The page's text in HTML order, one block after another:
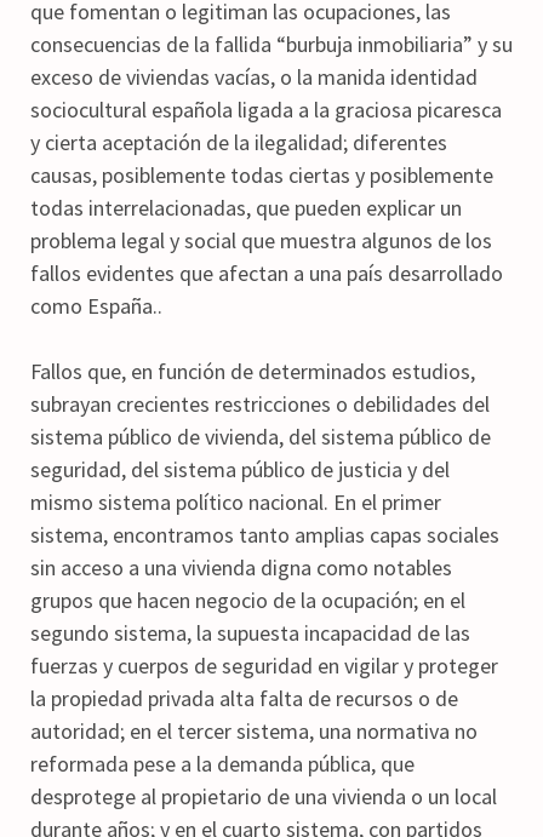
que fomentan o legitiman las ocupaciones, las
consecuencias de la fallida “burbuja inmobiliaria” y su
exceso de viviendas vacías, o la manida identidad
sociocultural española ligada a la graciosa picaresca
y cierta aceptación de la ilegalidad; diferentes
causas, posiblemente todas ciertas y posiblemente
todas interrelacionadas, que pueden explicar un
problema legal y social que muestra algunos de los
fallos evidentes que afectan a una país desarrollado
como España..
Fallos que, en función de determinados estudios,
subrayan crecientes restricciones o debilidades del
sistema público de vivienda, del sistema público de
seguridad, del sistema público de justicia y del
mismo sistema político nacional. En el primer
sistema, encontramos tanto amplias capas sociales
sin acceso a una vivienda digna como notables
grupos que hacen negocio de la ocupación; en el
segundo sistema, la supuesta incapacidad de las
fuerzas y cuerpos de seguridad en vigilar y proteger
la propiedad privada alta falta de recursos o de
autoridad; en el tercer sistema, una normativa no
reformada pese a la demanda pública, que
desprotege al propietario de una vivienda o un local
durante años; y en el cuarto sistema, con partidos